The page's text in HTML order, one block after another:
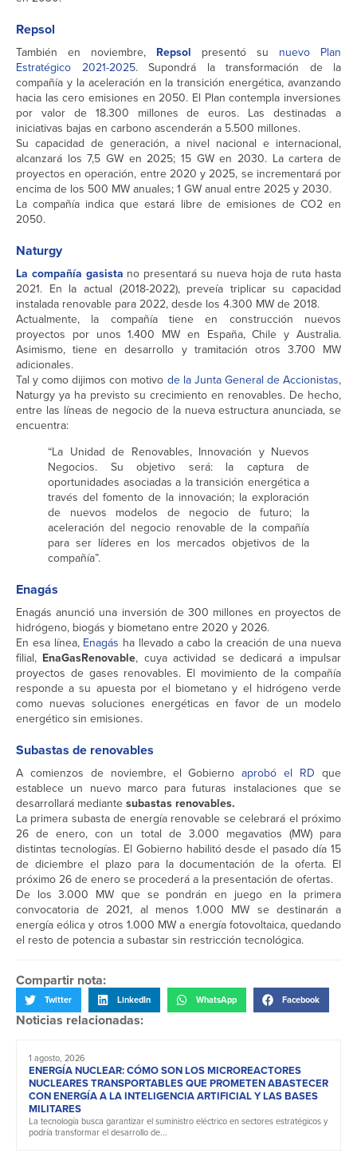
Repsol
También en noviembre, Repsol presentó su
nuevo Plan
Estratégico 2021-2025. Supondrá la transformación de la
compañía y la aceleración en la transición energética, avanzando
hacia las cero emisiones en 2050. El Plan contempla inversiones
por valor de 18.300 millones de euros. Las destinadas a
iniciativas bajas en carbono ascenderán a 5.500 millones.
Su capacidad de generación, a nivel nacional e internacional,
alcanzará los 7,5 GW en 2025; 15 GW en 2030. La cartera de
proyectos en operación, entre 2020 y 2025, se incrementará por
encima de los 500 MW anuales; 1 GW anual entre 2025 y 2030.
La compañía indica que estará libre de emisiones de CO2 en
2050.
Naturgy
La compañía gasista no presentará su nueva hoja de ruta hasta
2021. En la actual (2018-2022), preveía triplicar su capacidad
instalada renovable para 2022, desde los 4.300 MW de 2018.
Actualmente, la compañía tiene en construcción nuevos
proyectos por unos 1.400 MW en España, Chile y Australia.
Asimismo, tiene en desarrollo y tramitación otros 3.700 MW
adicionales.
Tal y como dijimos con motivo de la Junta General de Accionistas,
Naturgy ya ha previsto su crecimiento en renovables. De hecho,
entre las líneas de negocio de la nueva estructura anunciada, se
encuentra:
“La Unidad de Renovables, Innovación y Nuevos
Negocios. Su objetivo será: la captura de
oportunidades asociadas a la transición energética a
través del fomento de la innovación; la exploración
de nuevos modelos de negocio de futuro; la
aceleración del negocio renovable de la compañía
para ser líderes en los mercados objetivos de la
compañía”.
Enagás
Enagás anunció una inversión de 300 millones en proyectos de
hidrógeno, biogás y biometano entre 2020 y 2026.
En esa línea, Enagás ha llevado a cabo la creación de una nueva
filial, EnaGasRenovable, cuya actividad se dedicará a impulsar
proyectos de gases renovables. El movimiento de la compañía
responde a su apuesta por el biometano y el hidrógeno verde
como nuevas soluciones energéticas en favor de un modelo
energético sin emisiones.
Subastas de renovables
A comienzos de noviembre, el Gobiernoaprobó el RD que
establece un nuevo marco para futuras instalaciones que se
desarrollará mediantesubastas renovables.
La primera subasta de energía renovable se celebrará el próximo
26 de enero, con un total de 3.000 megavatios (MW) para
distintas tecnologías. El Gobierno habilitó desde el pasado día 15
de diciembre el plazo para la documentación de la oferta. El
próximo 26 de enero se procederá a la presentación de ofertas.
De los 3.000 MW que se pondrán en juego en la primera
convocatoria de 2021, al menos 1.000 MW se destinarán a
energía eólica y otros 1.000 MW a energía fotovoltaica, quedando
el resto de potencia a subastar sin restricción tecnológica.
Compartir nota:
Twitter LinkedIn WhatsApp Facebook
Noticias relacionadas:
1 agosto, 2026
ENERGÍA NUCLEAR: CÓMO SON LOS MICROREACTORES
NUCLEARES TRANSPORTABLES QUE PROMETEN ABASTECER
CON ENERGÍA A LA INTELIGENCIA ARTIFICIAL Y LAS BASES
MILITARES
La tecnología busca garantizar el suministro eléctrico en sectores estratégicos y
podría transformar el desarrollo de...